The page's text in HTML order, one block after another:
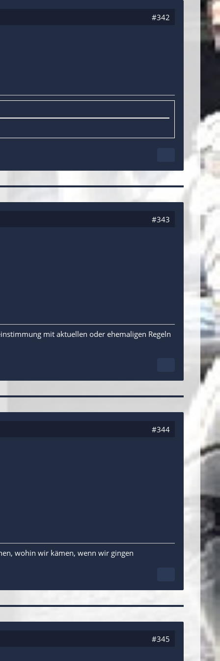
#342
#343
mit aktuellen oder ehemaligen Regeln
#344
wohin wir kämen, wenn wir gingen
#345